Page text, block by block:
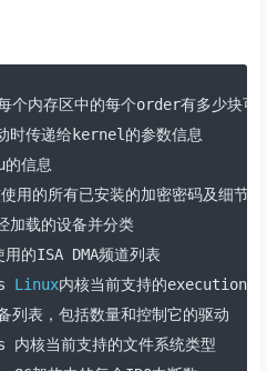
个内存区中的每个order有多少块可
时传递给kernel 的参数信息
的信息
用的所有已安装的加密密码及细节
加载的设备并分类
用的ISA DMA频道列表
Linux内核当前支持的execution
列表，包括数量和控制它的驱动
内核当前支持的文件系统类型